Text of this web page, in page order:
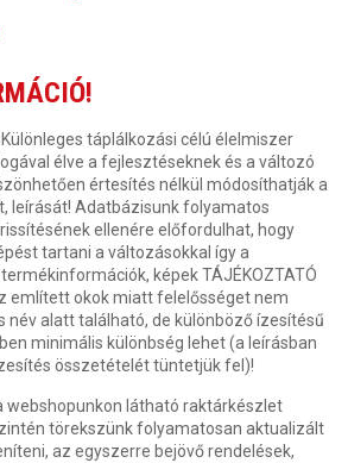
táplálkozási célú élelmiszer
élve a fejlesztéseknek és a változó
értesítés nélkül módosíthatják a
leírását! Adatbázisunk folyamatos
ellenére előfordulhat, hogy
tartani a változásokkal így a
képek TÁJÉKOZTATÓ
említett okok miatt felelősséget nem
név alatt található, de különböző ízesítésű
minimális különbség lehet (a leírásban
összetételét tüntetjük fel)!
webshopunkon látható raktárkészlet
törekszünk folyamatosan aktualizált
az egyszerre bejövő rendelések,